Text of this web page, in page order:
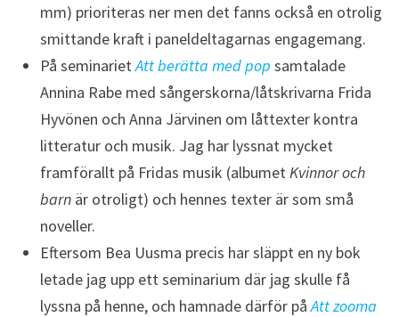
mm) prioriteras ner men det fanns också en otrolig
smittande kraft i paneldeltagarnas engagemang.
På seminarietAtt berätta med pop samtalade
Annina Rabe med sångerskorna/låtskrivarna Frida
Hyvönen och Anna Järvinen om låttexter kontra
litteratur och musik. Jag har lyssnat mycket
framförallt på Fridas musik (albumetKvinnor och
barnär otroligt) och hennes texter är som små
noveller.
Eftersom Bea Uusma precis har släppt en ny bok
letade jag upp ett seminarium där jag skulle få
lyssna på henne, och hamnade därför påAtt zooma